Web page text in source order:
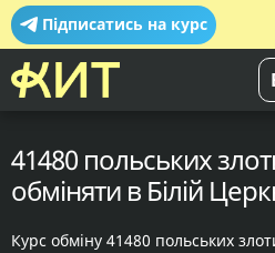
Підписатись на курс
41480 польських
обміняти в Білій
Курс обміну 41480 польських